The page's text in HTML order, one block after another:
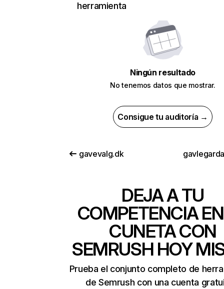
herramienta
Ningún resultado
No tenemos datos que mostrar.
Consigue tu auditoría →
gavevalg.dk
DEJA A TU
COMPETENCIA
CUNETA CON
SEMRUSH HOY
Prueba el conjunto completo de
de Semrush con una cuenta